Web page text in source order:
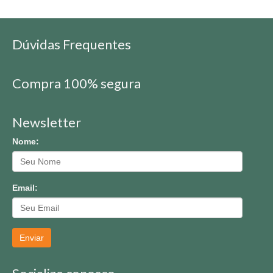
Dúvidas Frequentes
Compra 100% segura
Newsletter
Nome:
Email:
Enviar